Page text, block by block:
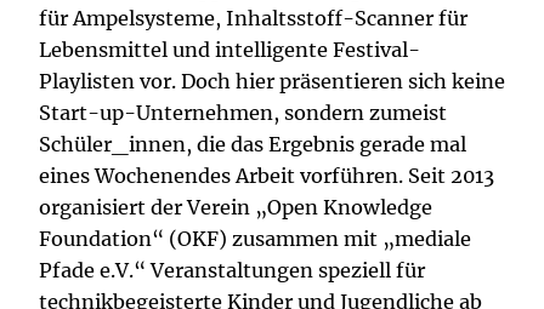
für Ampelsysteme, Inhaltsstoff-Scanner für
Lebensmittel und intelligente Festival-
Playlisten vor. Doch hier präsentieren sich keine
Start-up-Unternehmen, sondern zumeist
Schüler_innen, die das Ergebnis gerade mal
eines Wochenendes Arbeit vorführen. Seit 2013
organisiert der Verein „Open Knowledge
Foundation“ (OKF) zusammen mit „mediale
Pfade e.V.“ Veranstaltungen speziell für
technikbegeisterte Kinder und Jugendliche ab